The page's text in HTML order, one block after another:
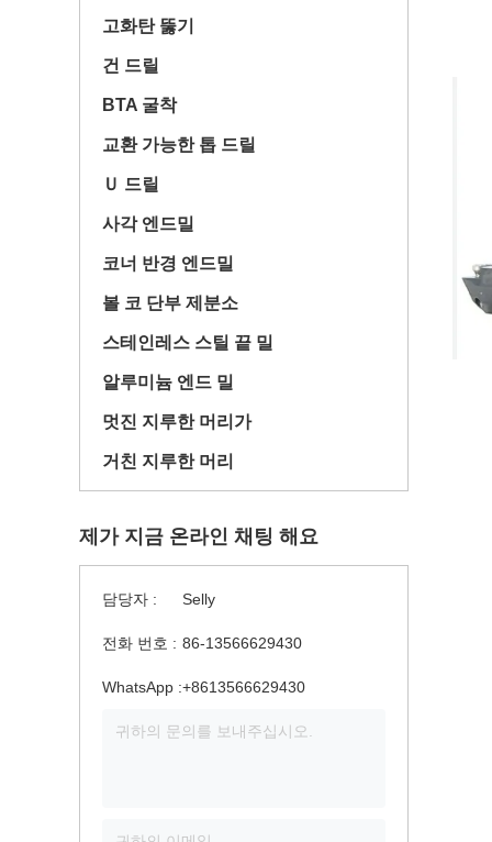
고화탄 뚫기
건 드릴
BTA 굴착
교환 가능한 톱 드릴
Ｕ 드릴
사각 엔드밀
코너 반경 엔드밀
볼 코 단부 제분소
스테인레스 스틸 끝 밀
알루미늄 엔드 밀
멋진 지루한 머리가
거친 지루한 머리
제가 지금 온라인 채팅 해요
담당자 : Selly
전화 번호 : 86-13566629430
WhatsApp :+8613566629430